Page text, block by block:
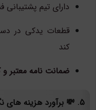
دارای تیم
قطعات یدکی در
کند
ضمانت نامه معتبر و
5. 💸 برآورد هزینه های نگهداری و تعویض قطعات